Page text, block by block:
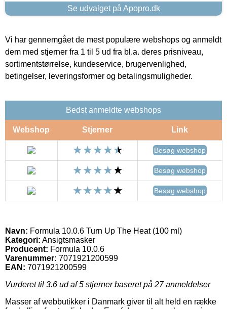
Se udvalget på Apopro.dk
Vi har gennemgået de mest populære webshops og anmeldt
dem med stjerner fra 1 til 5 ud fra bl.a. deres prisniveau,
sortimentstørrelse, kundeservice, brugervenlighed,
betingelser, leveringsformer og betalingsmuligheder.
Bedst anmeldte webshops
Webshop Stjerner Link
Besøg webshop
Besøg webshop
Besøg webshop
Navn: Formula 10.0.6 Turn Up The Heat (100 ml)
Kategori: Ansigtsmasker
Producent: Formula 10.0.6
Varenummer: 7071921200599
EAN: 7071921200599
Vurderet til 3.6 ud af 5 stjerner baseret på 27anmeldelser
Masser af webbutikker i Danmark giver til alt held en række